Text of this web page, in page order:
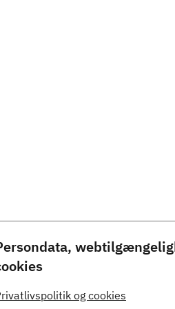
og cookies